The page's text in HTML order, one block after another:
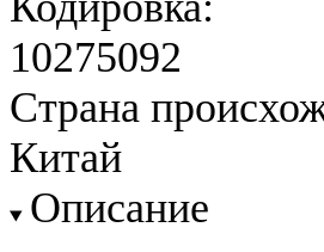
10275092
Страна
Китай
Описание